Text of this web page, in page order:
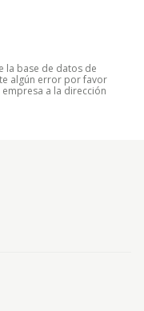
la base de datos de
algún error por favor
a la dirección